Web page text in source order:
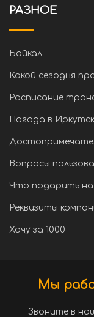
РАЗНОЕ
Байкал
Какой сегодня
Расписание
Погода в
Вопросы
Что подарить
Реквизиты
Хочу за 1000
Мы
Звоните в